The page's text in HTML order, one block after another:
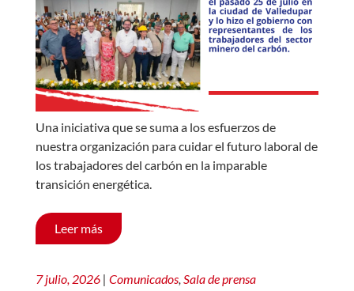
Una iniciativa que se suma a los esfuerzos de
nuestra organización para cuidar el futuro laboral de
los trabajadores del carbón en la imparable
transición energética.
Leer más
7 julio, 2026 | Comunicados Sala de prensa